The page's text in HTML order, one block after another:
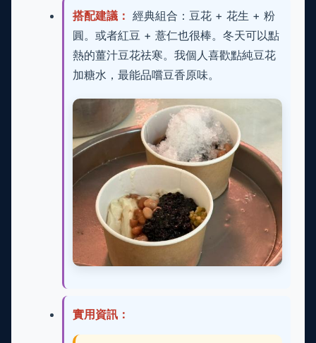
搭配建議： 經典組合：豆花 + 花生 + 粉
圓。或者紅豆 + 薏仁也很棒。冬天可以點
熱的薑汁豆花祛寒。我個人喜歡點純豆花
加糖水，最能品嚐豆香原味。
實用資訊：